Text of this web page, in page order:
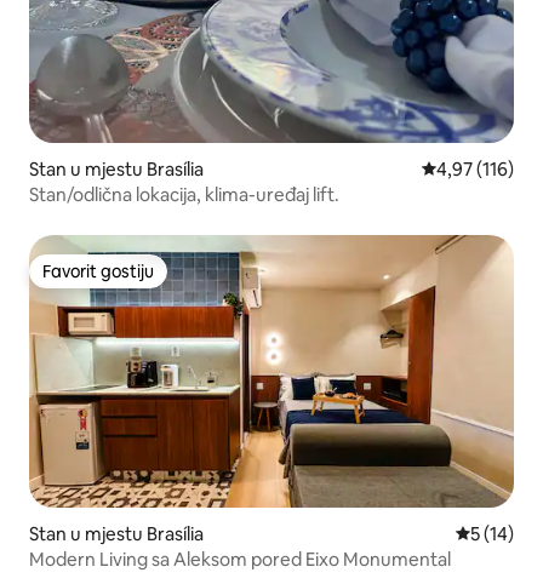
Stan u mjestu Brasília prosječna
4,97 (116)
Stan/odlična lokacija, klima-uređaj lift.
Favorit gostiju
Favorit gostiju
Stan u mjestu Brasília prosječna
5 (14)
Modern Living sa Aleksom pored Eixo Monumental